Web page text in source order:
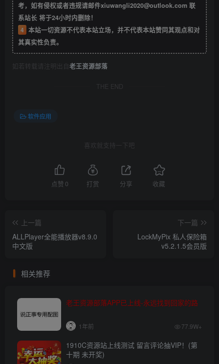
考，如有侵权或者违规请邮件xiuwangli2020@outlook.com 联
系站长 将于24小时内删除！
4 本站一切资源不代表本站立场，并不代表本站赞同其观点和对
其真实性负责。
如若转载请注明出自老王资源部落
THE END
软件应用
喜欢就支持一下吧
点赞 0 打赏 分享 收藏
上一篇
ALLPlayer全能播放器v8.9.0
中文版
下一篇
LockMyPix 私人保险箱
v5.2.1.5会员版
相关推荐
老王资源部落APP已上线-永远找到回家的路
1年前 77.9W+
1910C资源站上线测试 留言评论抽VIP！(第
十期 未开奖)